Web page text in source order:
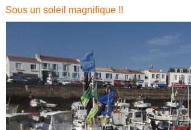
Sous un soleil magnifique !!